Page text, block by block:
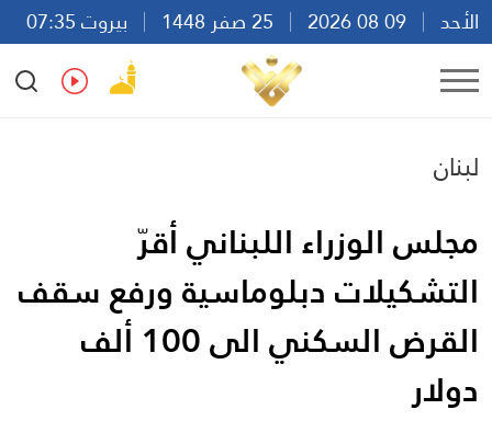
الأحد
بيروت 07:35
Ar
En Fr Es
لبنان
مجلس الوزراء اللبناني أقرّ
التشكيلات دبلوماسية ورفع سقف
القرض السكني الى 100 ألف
دولار